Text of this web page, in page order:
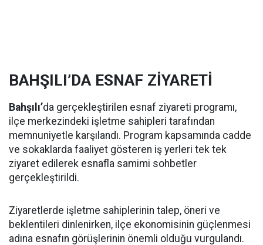
BAHŞILI’DA ESNAF ZİYARETİ
Bahşılı’da gerçekleştirilen esnaf ziyareti programı,
ilçe merkezindeki işletme sahipleri tarafından
memnuniyetle karşılandı. Program kapsamında cadde
ve sokaklarda faaliyet gösteren iş yerleri tek tek
ziyaret edilerek esnafla samimi sohbetler
gerçekleştirildi.
Ziyaretlerde işletme sahiplerinin talep, öneri ve
beklentileri dinlenirken, ilçe ekonomisinin güçlenmesi
adına esnafın görüşlerinin önemli olduğu vurgulandı.